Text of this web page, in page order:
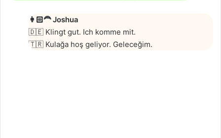
👩🏻‍🦰 Joshua
🇩🇪 Klingt gut. Ich komme mit.
🇹🇷 Kulağa hoş geliyor. Geleceğim.